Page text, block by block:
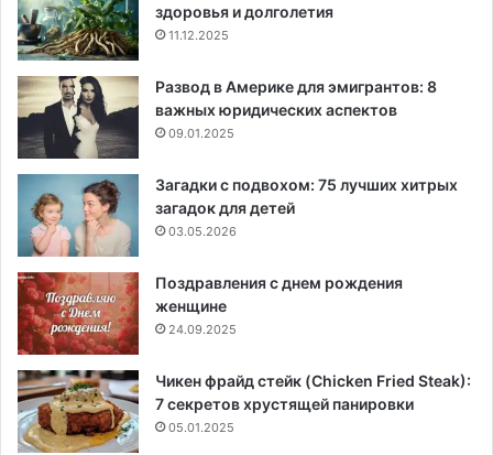
здоровья и долголетия
11.12.2025
Развод в Америке для эмигрантов: 8
важных юридических аспектов
09.01.2025
Загадки с подвохом: 75 лучших хитрых
загадок для детей
03.05.2026
Поздравления с днем рождения
женщине
24.09.2025
Чикен фрайд стейк (Chicken Fried Steak):
7 секретов хрустящей панировки
05.01.2025